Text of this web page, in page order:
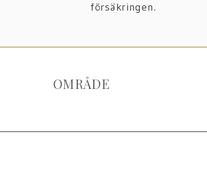
försäkringen.
OMRÅDE